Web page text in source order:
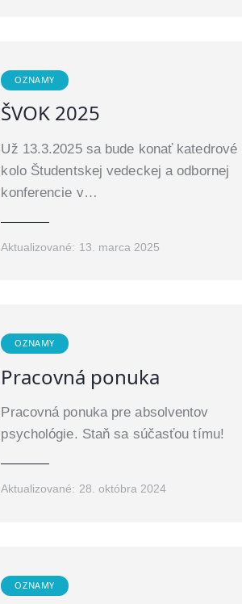
OZNAMY
ŠVOK 2025
Už 13.3.2025 sa bude konať katedrové
kolo Študentskej vedeckej a odbornej
konferencie v…
Aktualizované: 13. marca 2025
OZNAMY
Pracovná ponuka
Pracovná ponuka pre absolventov
psychológie. Staň sa súčasťou tímu!
Aktualizované: 28. októbra 2024
OZNAMY